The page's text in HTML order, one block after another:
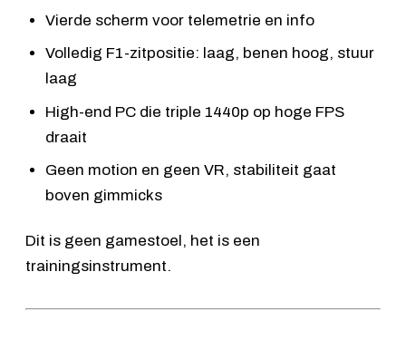
Vierde scherm voor telemetrie en info
Volledig F1-zitpositie: laag, benen hoog, stuur
laag
High-end PC die triple 1440p op hoge FPS
draait
Geen motion en geen VR, stabiliteit gaat
boven gimmicks
Dit is geen gamestoel, het is een
trainingsinstrument.